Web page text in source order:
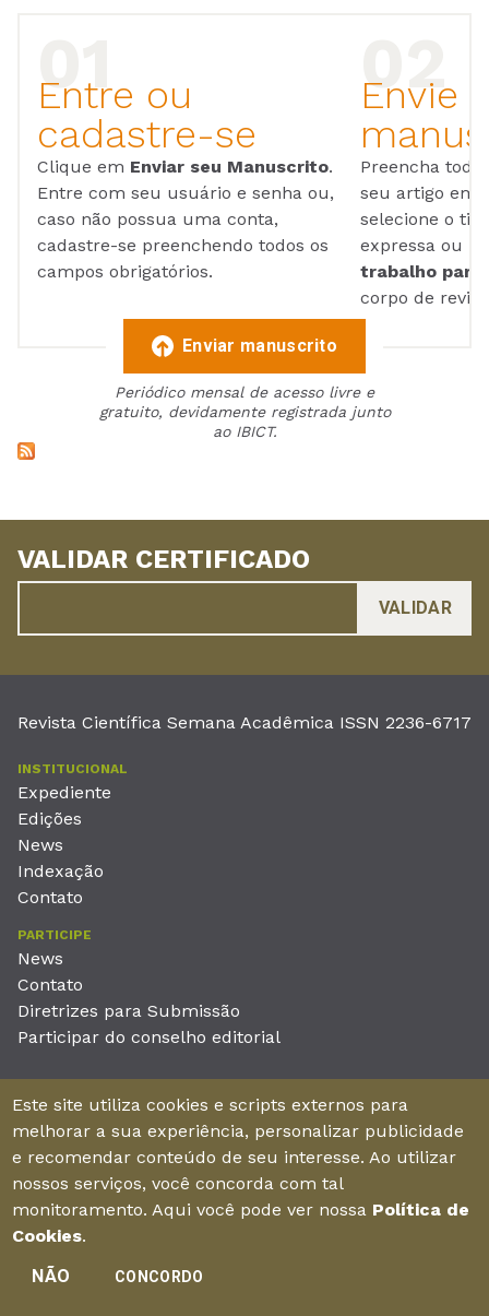
Entre ou
cadastre-se
Clique em Enviar seu Manuscrito.
Entre com seu usuário e senha ou,
caso não possua uma conta,
cadastre-se preenchendo todos os
campos obrigatórios.
Envie
Preencha
seu artigo em
selecione o
expressa ou
trabalho para
corpo de
Enviar manuscrito
Periódico mensal de acesso livre e
gratuito, devidamente registrada junto
ao IBICT.
VALIDAR CERTIFICADO
Revista Científica Semana Acadêmica ISSN 2236-6717
INSTITUCIONAL
Expediente
Edições
News
Indexação
Contato
PARTICIPE
News
Contato
Diretrizes para Submissão
Participar do conselho editorial
Unieducar Inteligência Educacional Ltda
CNPJ: 05.569.970/0001-26
Av. Desembargador Moreira, No. 2001 – 11º andar - Bairro
Aldeota
Fortaleza – Ceará - Brasil - CEP 60170-001
Enviar manuscrito
Este site utiliza cookies e scripts externos para
melhorar a sua experiência, personalizar publicidade
e recomendar conteúdo de seu interesse. Ao utilizar
nossos serviços, você concorda com tal
monitoramento. Aqui você pode ver nossa Política de
Cookies.
NÃO
CONCORDO